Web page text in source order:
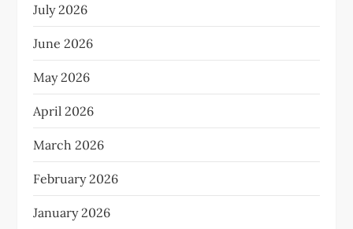
July 2026
June 2026
May 2026
April 2026
March 2026
February 2026
January 2026